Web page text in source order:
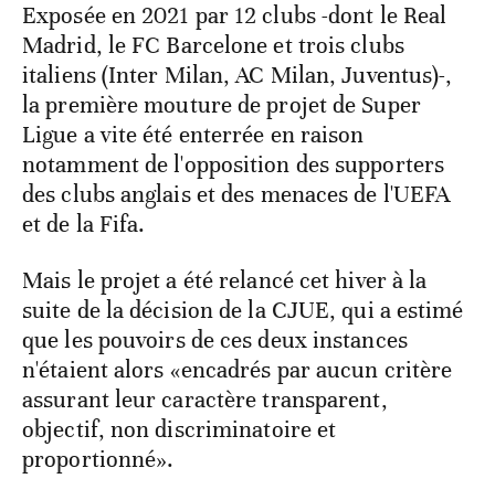
Exposée en 2021 par 12 clubs -dont le Real
Madrid, le FC Barcelone et trois clubs
italiens (Inter Milan, AC Milan, Juventus)-,
la première mouture de projet de Super
Ligue a vite été enterrée en raison
notamment de l'opposition des supporters
des clubs anglais et des menaces de l'UEFA
et de la Fifa.
Mais le projet a été relancé cet hiver à la
suite de la décision de la CJUE, qui a estimé
que les pouvoirs de ces deux instances
n'étaient alors «encadrés par aucun critère
assurant leur caractère transparent,
objectif, non discriminatoire et
proportionné».